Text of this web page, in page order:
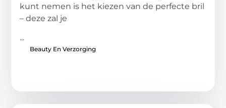
kunt nemen is het kiezen van de perfecte bril
– deze zal je
...
Beauty En Verzorging